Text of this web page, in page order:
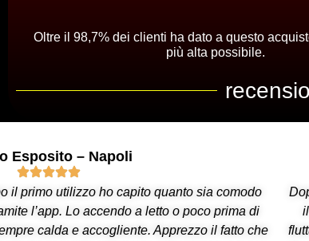
Oltre il 98,7% dei clienti ha dato a questo
più alta possibile.
Esposito – Napoli
il primo utilizzo ho capito quanto sia comodo
l’app. Lo accendo a letto o poco prima di
calda e accogliente. Apprezzo il fatto che